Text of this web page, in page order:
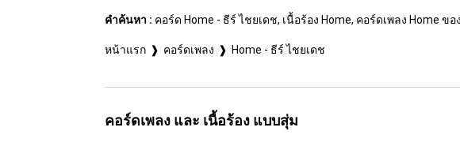
คำค้นหา : คอร์ด Home - ธีร์ ไชยเดช, เนื้อร้อง Home, คอร์ดเพลง Home ข
หน้าแรก คอร์ดเพลง Home - ธีร์ ไชยเดช
คอร์ดเพลง และ เนื้อร้อง แบบสุ่ม